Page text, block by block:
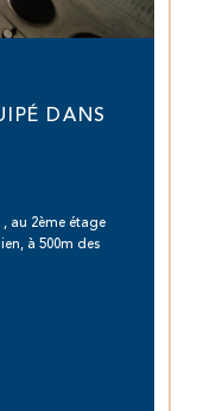
DANS
au 2ème étage
à 500m des